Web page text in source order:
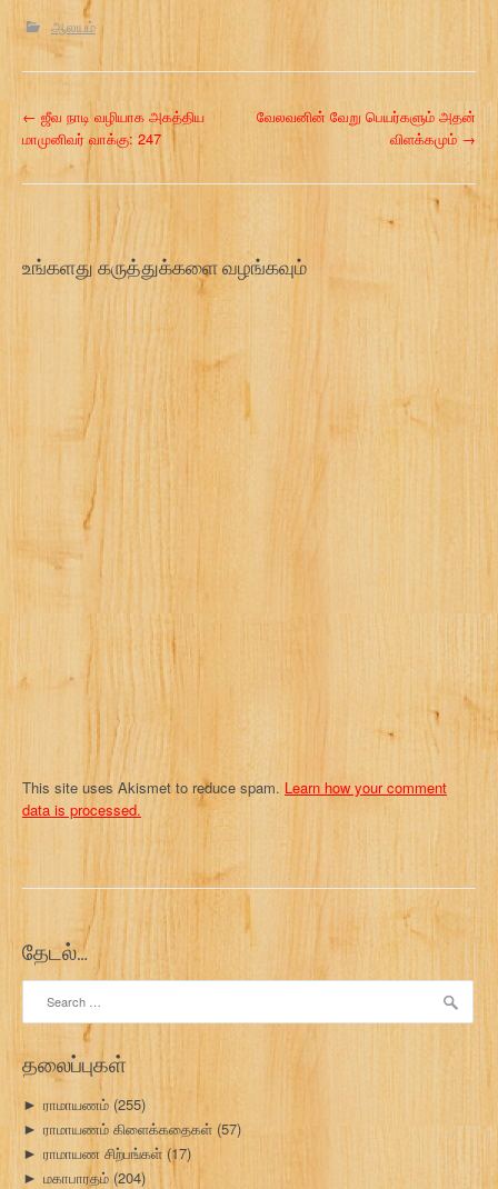
ஆலயம்
P
o
n
t
i
o
← ஜீவ நாடி வழியாக அகத்திய
மாமுனிவர் வாக்கு: 247
வேலவனின் வேறு பெயர்களும் அதன்
விளக்கமும் →
உங்களது கருத்துக்களை வழங்கவும்
This site uses Akismet to reduce spam. Learn how your comment
data is processed.
தேடல்…
தலைப்புகள்
► ராமாயணம் (255)
► ராமாயணம் கிளைக்கதைகள் (57)
► ராமாயண சிற்பங்கள் (17)
► மகாபாரதம் (204)